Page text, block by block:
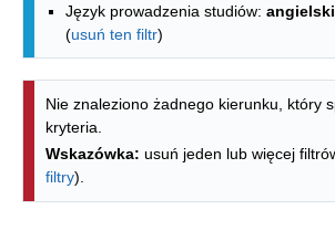
Język prowadzenia studiów:
(usuń ten filtr)
Nie znaleziono żadnego kierunku, który
kryteria.
Wskazówka: usuń jeden lub więcej
filtry).